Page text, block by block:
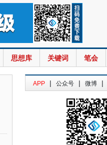
思想库 关键词 笔会
APP | 公众号 | 微博 |